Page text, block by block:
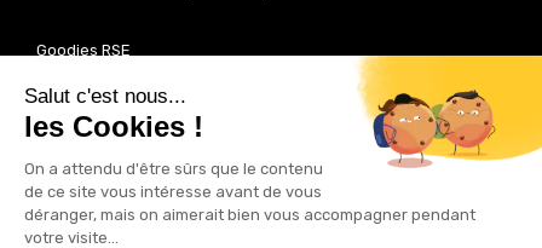
Goodies RSE
Vous souhaitez communiquer en accord avec vos valeurs ? Ca
tombe bien ! Un grand nombre de produits présents sur Good Act
sont fabriqués en France et en Europe.
Notre sélection RSEvous
permet de trouver un goodies parfait pour votre campagne de
communication. Des produits fabriqués avec amour dans de
bonnes conditions et un impact limité sur la planête.